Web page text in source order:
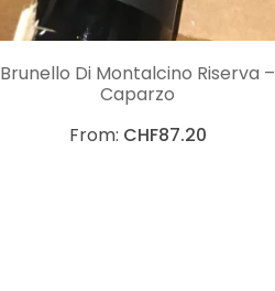
CHOIX DES OPTIONS
Brunello Di Montalcino Riserva –
Caparzo
From: CHF87.20